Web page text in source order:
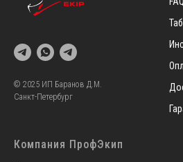
© 2025 ИП Баранов Д.М.
Санкт-Петербург
Компания ПрофЭкип